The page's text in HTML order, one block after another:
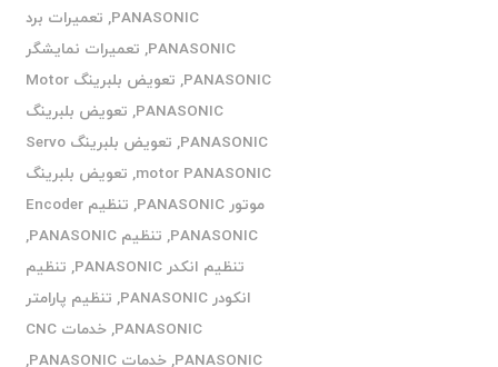
PANASONIC
, تعمیرات برد
PANASONIC
, تعمیرات نمایشگر
PANASONIC
,
تعویض بلبرینگ Motor
PANASONIC
, تعویض بلبرینگ
PANASONIC
,
تعویض بلبرینگ Servo
motor PANASONIC
, تعویض بلبرینگ
موتور PANASONIC
,
تنظیم Encoder
PANASONIC
, تنظیم PANASONIC
,
تنظیم انکدر PANASONIC
, تنظیم
انکودر PANASONIC
, تنظیم پارامتر
PANASONIC
,
خدمات CNC
PANASONIC
,خدمات PANASONIC ,